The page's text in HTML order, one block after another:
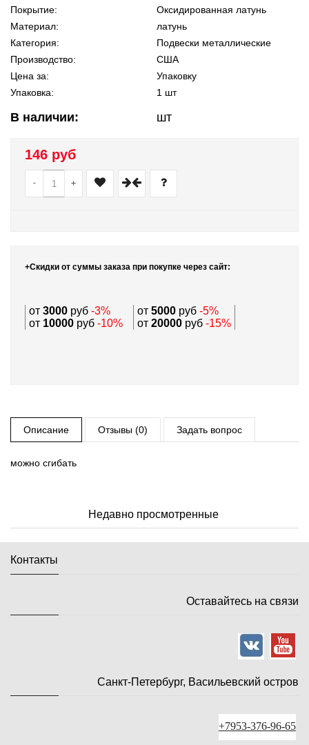
Покрытие:
Оксидированная латунь
Материал:
латунь
Категория:
Подвески металлические
Производство:
США
Цена за:
Упаковку
Упаковка:
1 шт
В наличии: шт
146 руб
- +
+Скидки от суммы заказа при покупке через сайт:
от 3000 руб -3% от 5000 руб -5%
от 10000 руб -10% от 20000 руб -15%
Описание Отзывы (0) Задать вопрос
можно сгибать
Недавно просмотренные
Контакты
Оставайтесь на связи
Санкт-Петербург, Васильевский остров
+7953-376-96-65